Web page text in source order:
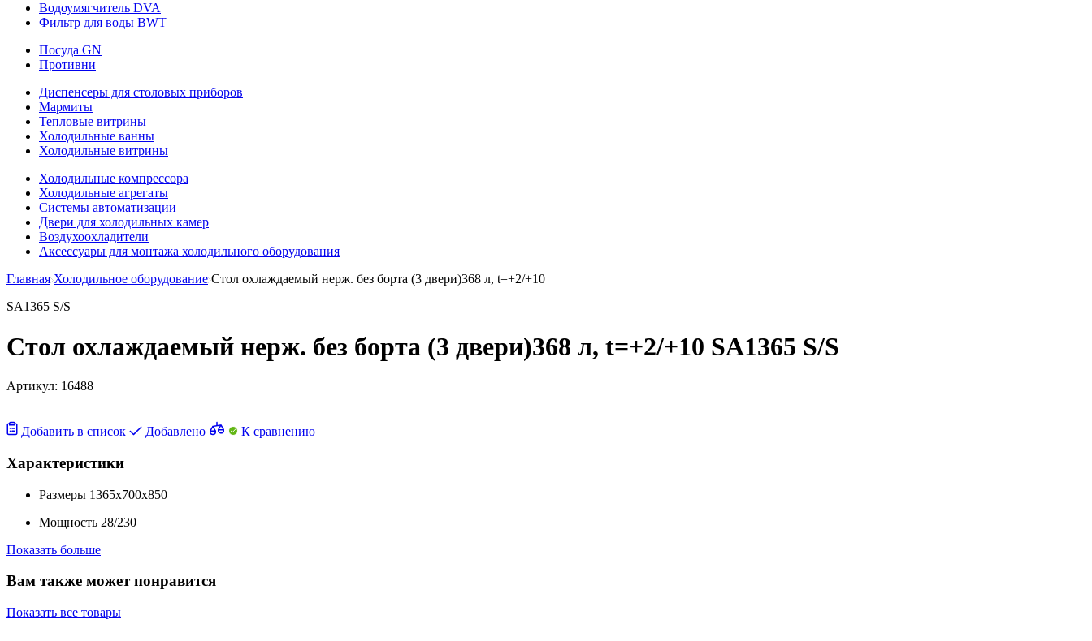
Водоумягчитель DVA
Фильтр для воды BWT
Посуда GN
Противни
Диспенсеры для столовых приборов
Мармиты
Тепловые витрины
Холодильные ванны
Холодильные витрины
Холодильные компрессора
Холодильные агрегаты
Системы автоматизации
Двери для холодильных камер
Воздухоохладители
Аксессуары для монтажа холодильного оборудования
Главная Холодильное оборудование Стол охлаждаемый нерж. без борта (3 двери)368 л, t=+2/+10
SA1365 S/S
Стол охлаждаемый нерж. без борта (3 двери)368 л, t=+2/+10 SA1365 S/S
Артикул: 16488
Добавить в список Добавлено К сравнению
Характеристики
Размеры 1365x700x850
Мощность 28/230
Показать больше
Вам также может понравится
Показать все товары